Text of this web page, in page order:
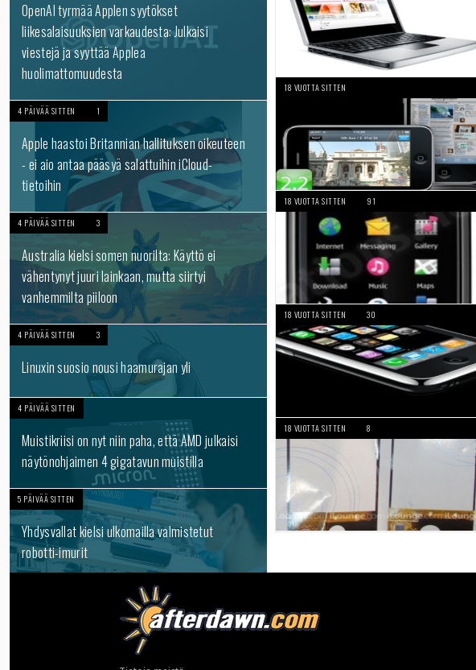
OpenAI tyrmää Applen syytökset
liikesalaisuuksien varkaudesta: Julkaisi
viestejä ja syyttää Applea
huolimattomuudesta
4 PÄIVÄÄ SITTEN 1
Apple haastoi Britannian hallituksen oikeuteen
- ei aio antaa pääsyä salattuihin iCloud-
tietoihin
4 PÄIVÄÄ SITTEN 3
Australia kielsi somen nuorilta: Käyttö ei
vähentynyt juuri lainkaan, mutta siirtyi
vanhemmilta piiloon
4 PÄIVÄÄ SITTEN 3
Linuxin suosio nousi haamurajan yli
4 PÄIVÄÄ SITTEN
Muistikriisi on nyt niin paha, että AMD julkaisi
näytönohjaimen 4 gigatavun muistilla
5 PÄIVÄÄ SITTEN
Yhdysvallat kielsi ulkomailla valmistetut
robotti-imurit
18 VUOTTA SITTEN
18 VUOTTA SITTEN 91
18 VUOTTA SITTEN 30
18 VUOTTA SITTEN 8